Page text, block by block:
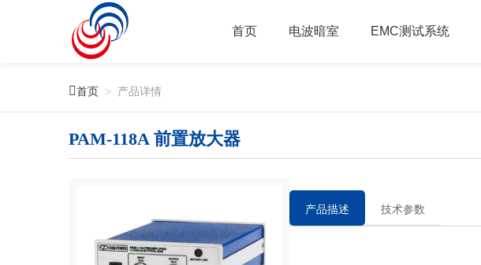
首页 电波暗室 EMC测试系统
首页 > 产品详情
PAM-118A 前置放大器
产品描述 技术参数